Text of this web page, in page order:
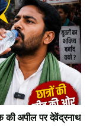
अपील पर देवेंद्रनाथ